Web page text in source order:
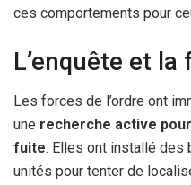
ces comportements pour
L’enquête et
Les forces de l’ordre ont
une recherche active
fuite. Elles ont installé des
unités pour tenter de